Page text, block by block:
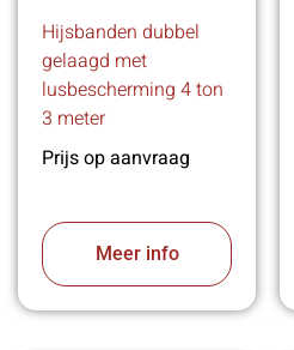
Hijsbanden dubbel
gelaagd met
lusbescherming 4 ton
3 meter
Prijs op aanvraag
Meer info